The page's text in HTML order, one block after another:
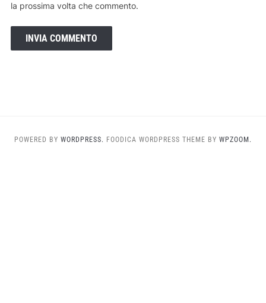
la prossima volta che commento.
POWERED BY WORDPRESS. FOODICA WORDPRESS THEME BY WPZOOM.